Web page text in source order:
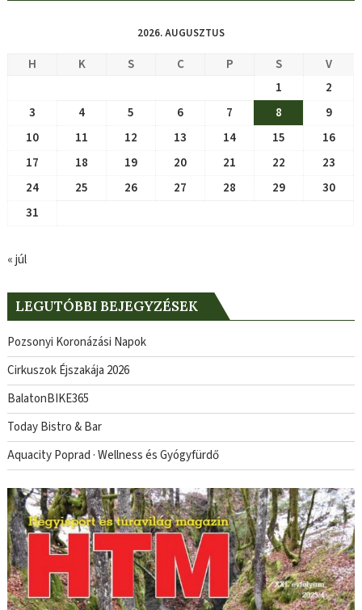
2026. AUGUSZTUS
H K S C P S
V
1
2
3
4 5 6 7 8
9
10
11 12 13 14 15
16
17
18 19 20 21 22
23
24
25 26 27 28 29
30
31
« júl
LEGUTÓBBI BEJEGYZÉSEK
Pozsonyi Koronázási Napok
Cirkuszok Éjszakája 2026
BalatonBIKE365
Today Bistro & Bar
Aquacity Poprad · Wellness és Gyógyfürdő